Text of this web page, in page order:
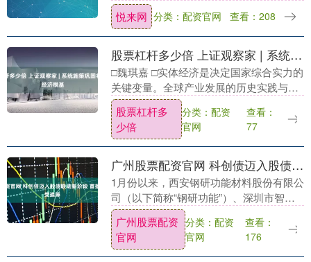
4.6后的几分钟，OpenAI也推出了自家的
最新编程模型：GP....
悦来网 分类：配资官网 查看：208
股票杠杆多少倍 上证观察家 | 系统施策巩固壮大实体经济根基
□魏琪嘉 □实体经济是决定国家综合实力的
关键变量。全球产业发展的历史实践与新
中国经济社会发展的成就表明：谁掌握了
实体经济发展的主动权，谁就拥有了赢得
国际竞争战略....
股票杠杆多
少倍
分类：配资
官网
查看：
77
广州股票配资官网 科创债迈入股债联动新阶段 首批可转债发行受追捧
1月份以来，西安钢研功能材料股份有限公
司（以下简称“钢研功能”）、深圳市智胜
新电子科技股份有限公司（以下简称“智胜
新电子”）在上交所成功发行全国首批科技
创新可转....
广州股票配资
官网
分类：配资
官网
查看：
176